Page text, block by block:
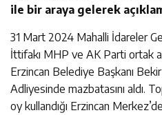
ile bir araya gelerek
31 Mart 2024 Mahalli İdareler
İttifakı MHP ve AK Parti ortak
Erzincan Belediye Başkanı
Adliyesinde mazbatasını aldı.
oy kullandığı Erzincan